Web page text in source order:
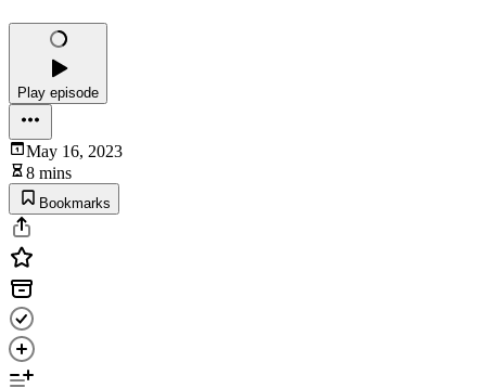
Play episode
May 16, 2023
8 mins
Bookmarks